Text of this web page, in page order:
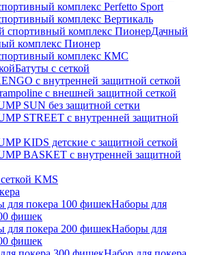
комплекс Perfetto Sport
комплекс Вертикаль
Дачный
комплекс Пионер
комплекс КМС
Батуты с сеткой
с внутренней защитной сеткой
с внешней защитной сеткой
SUN без защитной сетки
STREET с внутренней защитной
KIDS детские с защитной сеткой
BASKET с внутренней защитной
KMS
Наборы для
фишек
Наборы для
фишек